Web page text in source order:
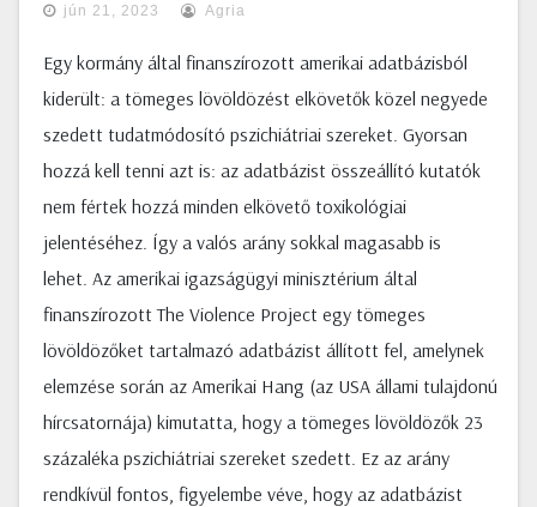
jún 21, 2023 Agria
Egy kormány által finanszírozott amerikai adatbázisból
kiderült: a tömeges lövöldözést elkövetők közel negyede
szedett tudatmódosító pszichiátriai szereket. Gyorsan
hozzá kell tenni azt is: az adatbázist összeállító kutatók
nem fértek hozzá minden elkövető toxikológiai
jelentéséhez. Így a valós arány sokkal magasabb is
lehet. Az amerikai igazságügyi minisztérium által
finanszírozott The Violence Project egy tömeges
lövöldözőket tartalmazó adatbázist állított fel, amelynek
elemzése során az Amerikai Hang (az USA állami tulajdonú
hírcsatornája) kimutatta, hogy a tömeges lövöldözők 23
százaléka pszichiátriai szereket szedett. Ez az arány
rendkívül fontos, figyelembe véve, hogy az adatbázist